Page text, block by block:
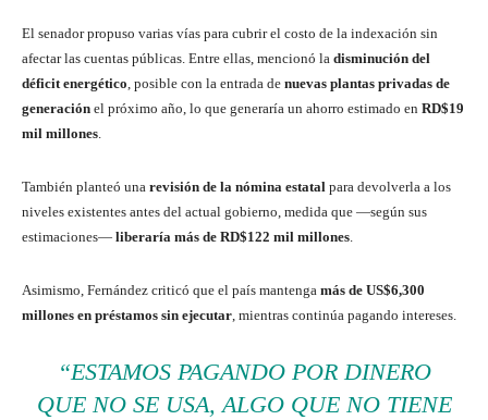
El senador propuso varias vías para cubrir el costo de la indexación sin
afectar las cuentas públicas. Entre ellas, mencionó la disminución del
déficit energético , posible con la entrada de nuevas plantas privadas de
generación el próximo año, lo que generaría un ahorro estimado en RD$19
mil millones
También planteó una revisión de la nómina estatal para devolverla a los
niveles existentes antes del actual gobierno, medida que —según sus
estimaciones— liberaría más de RD$122 mil millones
Asimismo, Fernández criticó que el país mantenga más de US$6,300
millones en préstamos sin ejecutar , mientras continúa pagando intereses.
“ESTAMOS PAGANDO POR DINERO
QUE NO SE USA, ALGO QUE NO TIENE